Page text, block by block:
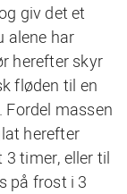
giv det et
alene har
herefter skyr
fløden til en
Fordel massen
herefter
timer, eller til
på frost i 3